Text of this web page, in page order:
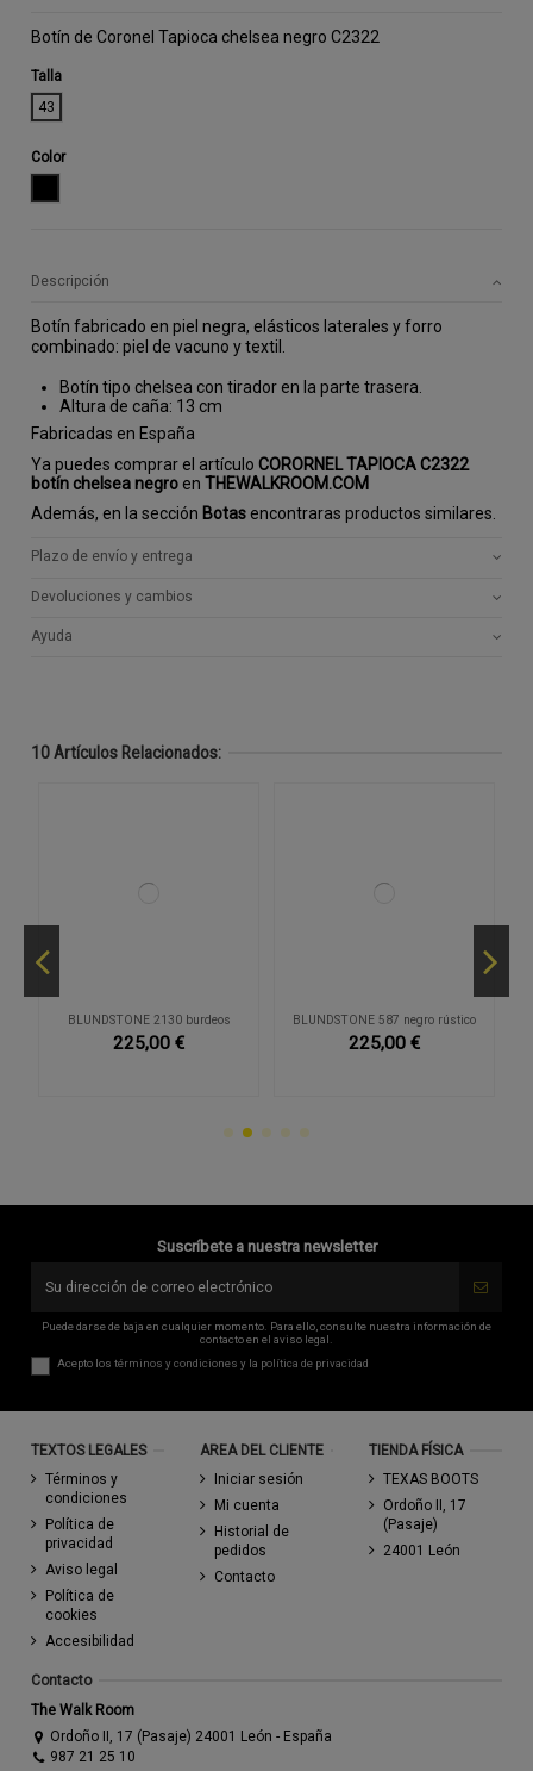
Botín de Coronel Tapioca chelsea negro C2322
Talla
43
Color
Descripción
Botín fabricado en piel negra, elásticos laterales y forro
combinado: piel de vacuno y textil.
Botín tipo chelsea con tirador en la parte trasera.
Altura de caña: 13 cm
Fabricadas en España
Ya puedes comprar el artículoCORORNEL TAPIOCA C2322
botín chelsea negro enTHEWALKROOM.COM
Además, en la sección Botas encontraras productos similares.
Plazo de envío y entrega
Devoluciones y cambios
Ayuda
10 Artículos Relacionados:
BLUNDSTONE 2130 burdeos
225,00 €
BLUNDSTONE 587 negro rústico
225,00 €
Suscríbete a nuestra newsletter
Puede darse de baja en cualquier momento. Para ello, consulte nuestra información de
contacto en el aviso legal.
Acepto lostérminos y condiciones y la política de privacidad
TEXTOS LEGALES
Términos y
condiciones
Política de
privacidad
Aviso legal
Política de
cookies
Accesibilidad
AREA DEL CLIENTE
Iniciar sesión
Mi cuenta
Historial de
pedidos
Contacto
TIENDA FÍSICA
TEXAS BOOTS
Ordoño II, 17
(Pasaje)
24001 León
Contacto
The Walk Room
Ordoño II, 17 (Pasaje) 24001 León - España
987 21 25 10